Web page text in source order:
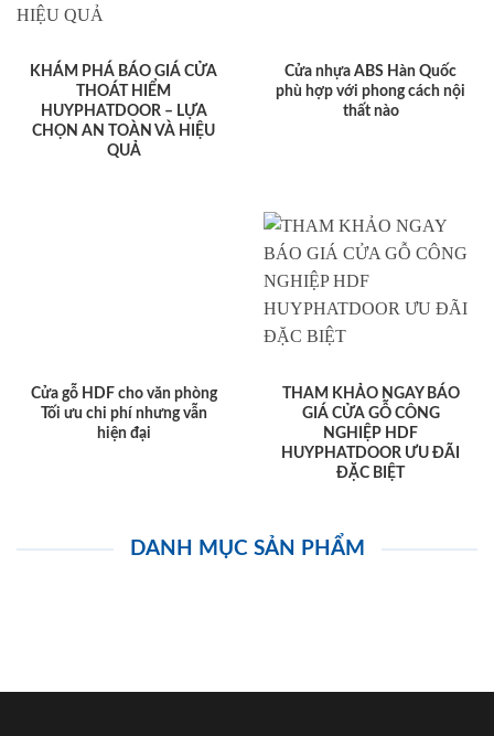
KHÁM PHÁ BÁO GIÁ CỬA
THOÁT HIỂM
HUYPHATDOOR – LỰA
CHỌN AN TOÀN VÀ HIỆU
QUẢ
Cửa nhựa ABS Hàn Quốc
phù hợp với phong cách nội
thất nào
Cửa gỗ HDF cho văn phòng
Tối ưu chi phí nhưng vẫn
hiện đại
THAM KHẢO NGAY BÁO
GIÁ CỬA GỖ CÔNG
NGHIỆP HDF
HUYPHATDOOR ƯU ĐÃI
ĐẶC BIỆT
DANH MỤC SẢN PHẨM